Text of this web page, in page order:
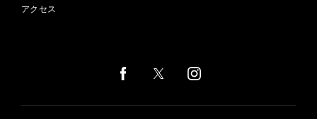
アクセス